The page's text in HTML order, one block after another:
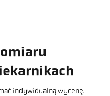
indywidualną wycenę.